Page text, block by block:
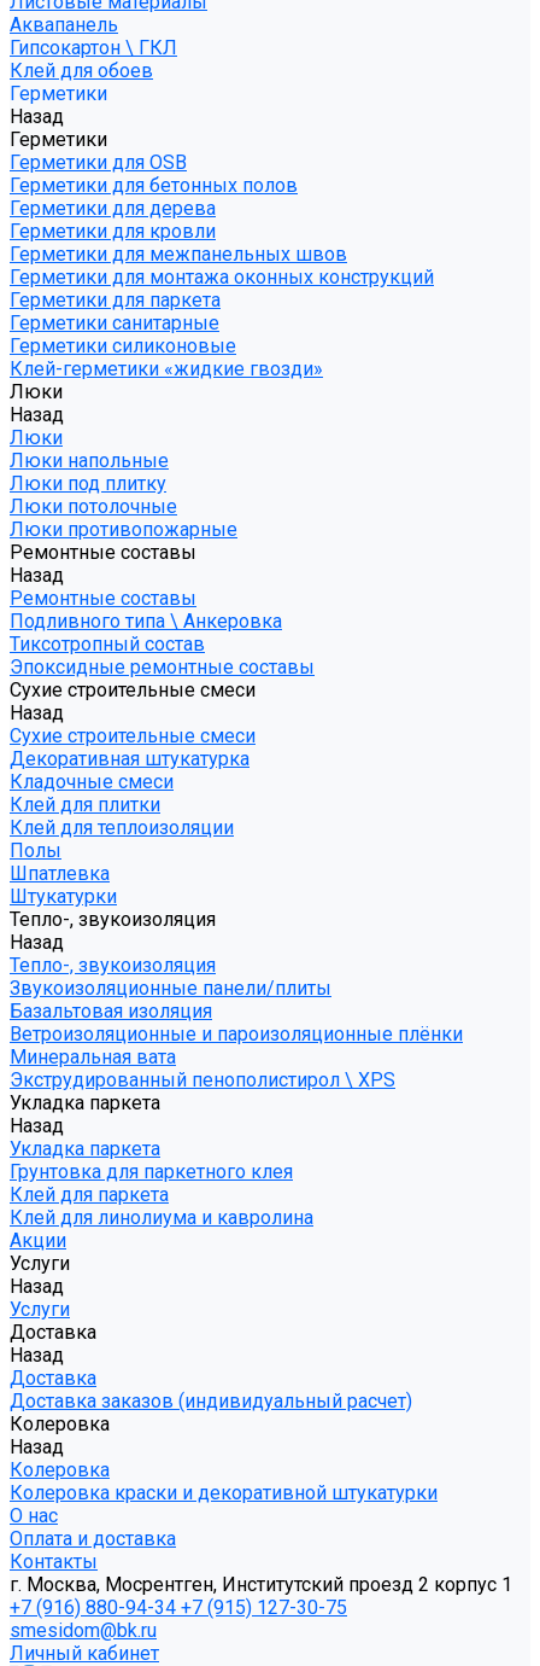
Аквапанель
Гипсокартон \ ГКЛ
Клей для обоев
Герметики
Назад
Герметики
Герметики для OSB
Герметики для бетонных полов
Герметики для дерева
Герметики для кровли
Герметики для межпанельных швов
Герметики для монтажа оконных конструкций
Герметики для паркета
Герметики санитарные
Герметики силиконовые
Клей-герметики «жидкие гвозди»
Люки
Назад
Люки
Люки напольные
Люки под плитку
Люки потолочные
Люки противопожарные
Ремонтные составы
Назад
Ремонтные составы
Подливного типа \ Анкеровка
Тиксотропный состав
Эпоксидные ремонтные составы
Сухие строительные смеси
Назад
Сухие строительные смеси
Декоративная штукатурка
Кладочные смеси
Клей для плитки
Клей для теплоизоляции
Полы
Шпатлевка
Штукатурки
Тепло-, звукоизоляция
Назад
Тепло-, звукоизоляция
Звукоизоляционные панели/плиты
Базальтовая изоляция
Ветроизоляционные и пароизоляционные плёнки
Минеральная вата
Экструдированный пенополистирол \ XPS
Укладка паркета
Назад
Укладка паркета
Грунтовка для паркетного клея
Клей для паркета
Клей для линолиума и кавролина
Акции
Услуги
Назад
Услуги
Доставка
Назад
Доставка
Доставка заказов (индивидуальный расчет)
Колеровка
Назад
Колеровка
Колеровка краски и декоративной штукатурки
О нас
Оплата и доставка
Контакты
г. Москва, Мосрентген, Институтский проезд 2 корпус 1
+7 (916) 880-94-34 +7 (915) 127-30-75
smesidom@bk.ru
Личный кабинет